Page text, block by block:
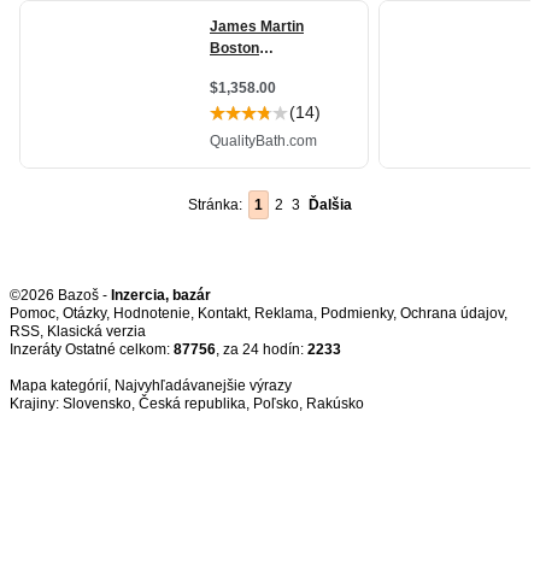
Stránka: 1 2 3 Ďalšia
©2026 Bazoš - Inzercia, bazár
Pomoc, Otázky, Hodnotenie, Kontakt, Reklama, Podmienky, Ochrana údajov,
RSS,
Inzeráty Ostatné celkom: 87756, za 24 hodín: 2233
Mapa kategórií, Najvyhľadávanejšie výrazy
Krajiny: Slovensko, Česká republika, Poľsko, Rakúsko